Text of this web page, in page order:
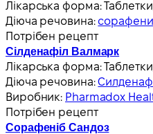
Лікарська форма:
Діюча речовина:
Потрібен рецепт
Сілденафіл Валмарк
Лікарська форма:
Діюча речовина:
Виробник: Pharmadox
Потрібен рецепт
Сорафеніб Сандоз